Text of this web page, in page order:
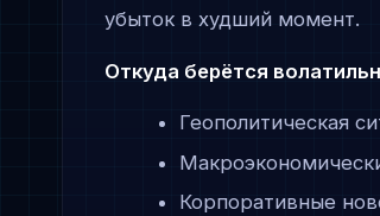
убыток в худший момент.
Откуда берётся
Геополитическая
Корпоративные